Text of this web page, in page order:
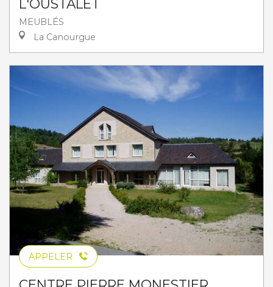
L'OUSTALET
MEUBLÉS
La Canourgue
APPELER